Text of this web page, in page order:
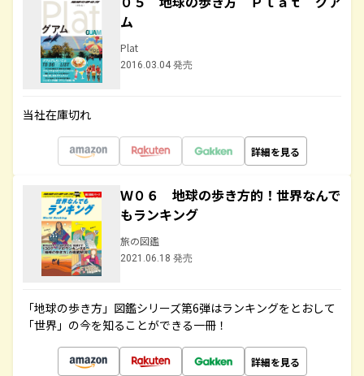
ム
Plat
2016.03.04 発売
当社在庫切れ
詳細を見る
Ｗ０６ 地球の歩き方的！世界なんで
もランキング
旅の図鑑
2021.06.18 発売
「地球の歩き方」図鑑シリーズ第6弾はランキングをとおして
「世界」の今を知ることができる一冊！
詳細を見る